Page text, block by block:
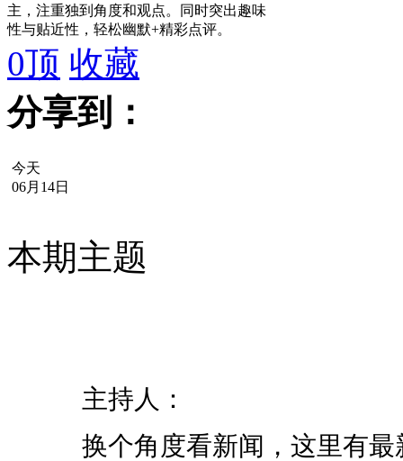
主，注重独到角度和观点。同时突出趣味
性与贴近性，轻松幽默+精彩点评。
0顶 收藏
分享到：
今天
06月14日
本期主题
主持人：
换个角度看新闻，这里有最